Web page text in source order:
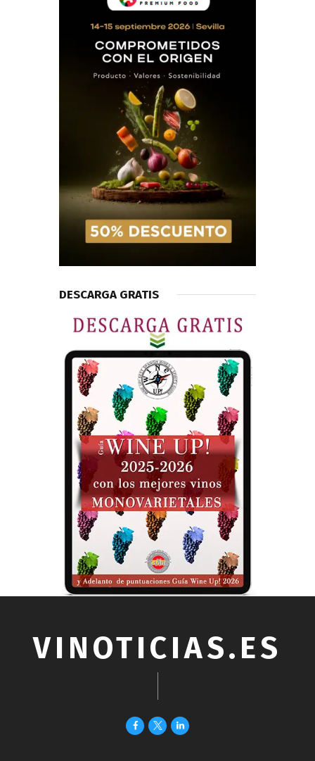
DESCARGA GRATIS
VINOTICIAS.ES